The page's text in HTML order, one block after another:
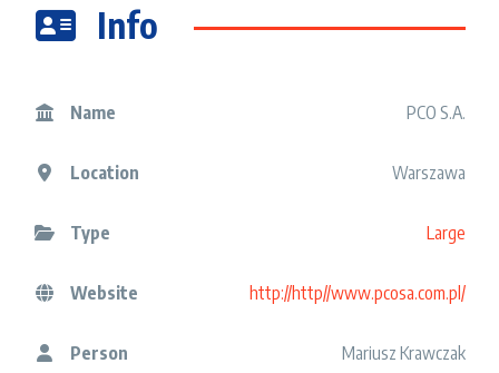
Info
Name PCO S.A.
Location Warszawa
Type Large
Website http://http//www.pcosa.com.pl/
Person Mariusz Krawczak